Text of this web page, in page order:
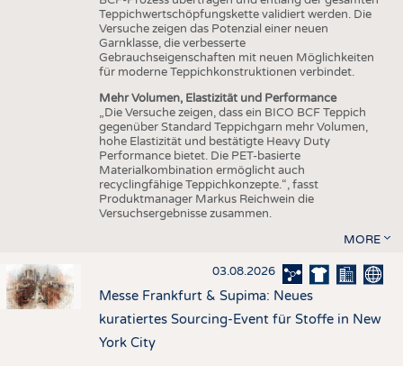
PUBLIKATIONEN
Teppichwertschöpfungskette validiert werden. Die
Versuche zeigen das Potenzial einer neuen
Garnklasse, die verbesserte
Gebrauchseigenschaften mit neuen Möglichkeiten
für moderne Teppichkonstruktionen verbindet.
Mehr Volumen, Elastizität und Performance
„Die Versuche zeigen, dass ein BICO BCF Teppich
gegenüber Standard Teppichgarn mehr Volumen,
hohe Elastizität und bestätigte Heavy Duty
Performance bietet. Die PET-basierte
Materialkombination ermöglicht auch
recyclingfähige Teppichkonzepte.“, fasst
Produktmanager Markus Reichwein die
Versuchsergebnisse zusammen.
MORE
03.08.2026
Messe Frankfurt & Supima: Neues
kuratiertes Sourcing-Event für Stoffe in New
York City